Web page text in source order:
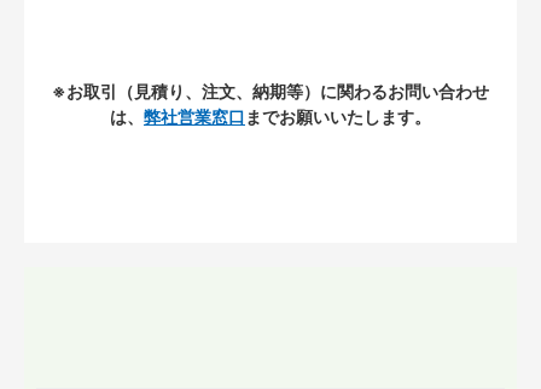
※お取引（見積り、注文、納期等）に関わるお問い合わせ
は、 弊社営業窓口 までお願いいたします。